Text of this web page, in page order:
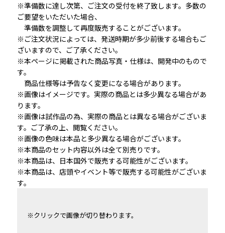
※準備数に達し次第、ご注文の受付を終了致します。多数の
ご要望をいただいた場合、
準備数を調整して再度販売することがございます。
※ご注文状況によっては、発送時期が多少前後する場合もご
ざいますので、ご了承ください。
※本ページに掲載された商品写真・仕様は、開発中のもので
す。
商品仕様等は予告なく変更になる場合があります。
※画像はイメージです。実際の商品とは多少異なる場合があ
ります。
※画像は試作品の為、実際の商品とは異なる場合がございま
す。ご了承の上、閲覧ください。
※画像の色味は本品と多少異なる場合がございます。
※本商品のセット内容以外は全て別売りです。
※本商品は、日本国外で販売する可能性がございます。
※本商品は、店頭やイベント等で販売する可能性がございま
す。
※クリックで画像が切り替わります。